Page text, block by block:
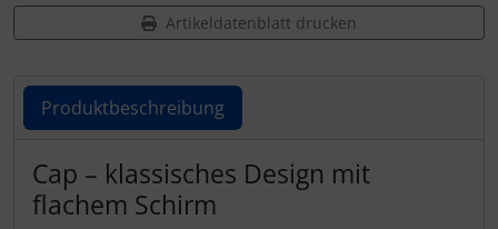
Artikeldatenblatt drucken
Produktbeschreibung
Produktbeschreibung
Cap – klassisches Design mit
flachem Schirm